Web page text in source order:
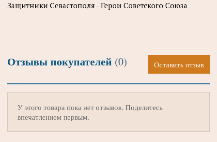
Защитники Севастополя - Герои Советского Союза
Отзывы покупателей (0) Оставить отзыв
У этого товара пока нет отзывов. Поделитесь
впечатлением первым.